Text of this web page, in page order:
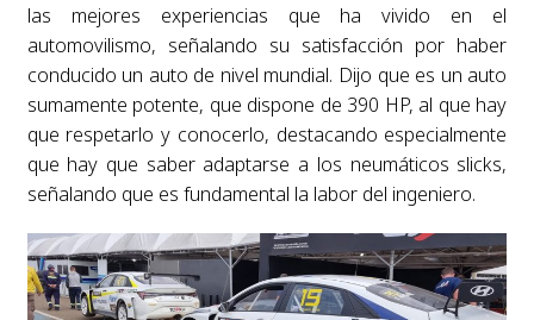
las mejores experiencias que ha vivido en el
automovilismo, señalando su satisfacción por haber
conducido un auto de nivel mundial. Dijo que es un auto
sumamente potente, que dispone de 390 HP, al que hay
que respetarlo y conocerlo, destacando especialmente
que hay que saber adaptarse a los neumáticos slicks,
señalando que es fundamental la labor del ingeniero.